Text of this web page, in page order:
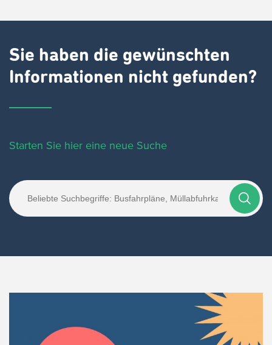
Sie haben die gewünschten
Informationen nicht gefunden?
Starten Sie hier eine neue Suche